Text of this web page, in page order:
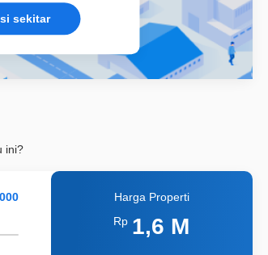
sekitar
ini?
Harga Properti
Rp 1,6 M